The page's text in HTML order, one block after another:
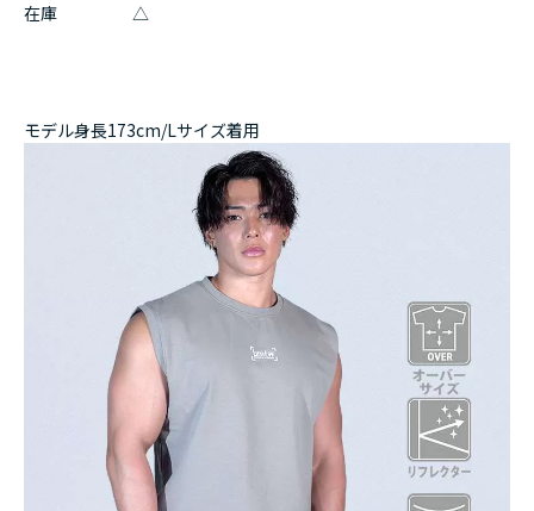
在庫 △
モデル身長173cm/Lサイズ着用